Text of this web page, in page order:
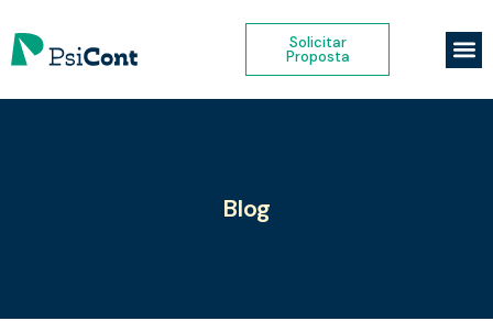
Solicitar
Proposta
Blog